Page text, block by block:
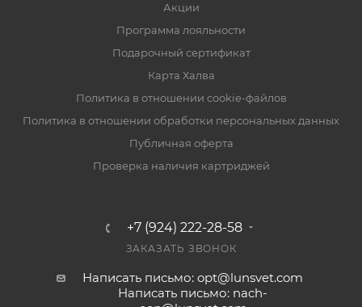
Акции
Программа лояльности
Подарочный сертификат
Карта Халва
Политика в отношении cookie-файлов
Политика в отношении обработки персональных данных
Публичная оферта
Проверка наличия картриджей
+7 (924) 222-28-58
ЗАКАЗАТЬ ЗВОНОК
Написать письмо: opt@lunsvet.com
Написать письмо: nach-